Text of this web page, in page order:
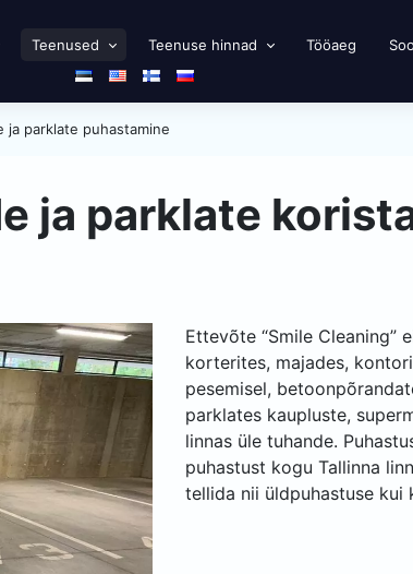
Teenused Teenuse hinnad Tööaeg
ja parklate puhastamine
ja parklate
Ettevõte “Smile Cleaning”
korterites, majades,
pesemisel,
parklates kaupluste,
linnas üle tuhande.
puhastust kogu Tallinna
tellida nii üldpuhastuse kui